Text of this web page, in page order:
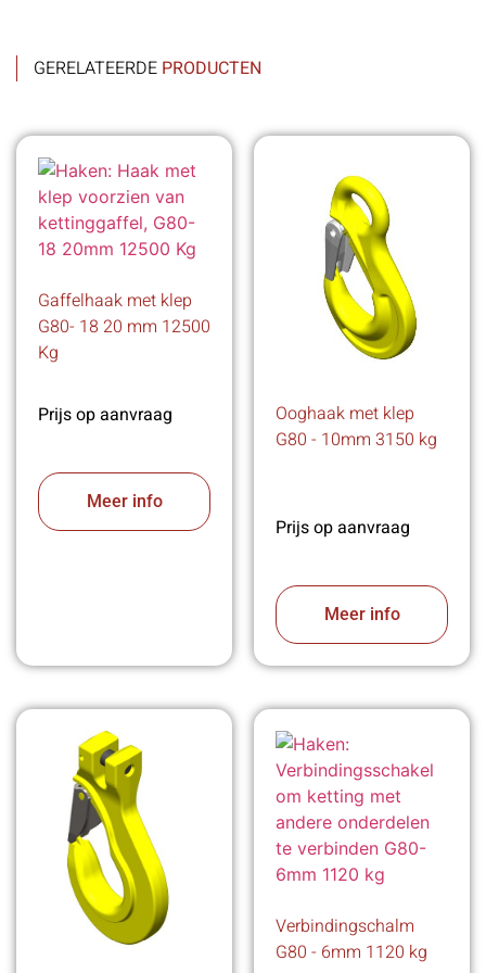
GERELATEERDE PRODUCTEN
Gaffelhaak met klep
G80- 18 20 mm 12500
Kg
Prijs op aanvraag
Meer info
Ooghaak met klep
G80 - 10mm 3150 kg
Prijs op aanvraag
Meer info
Verbindingschalm
G80 - 6mm 1120 kg